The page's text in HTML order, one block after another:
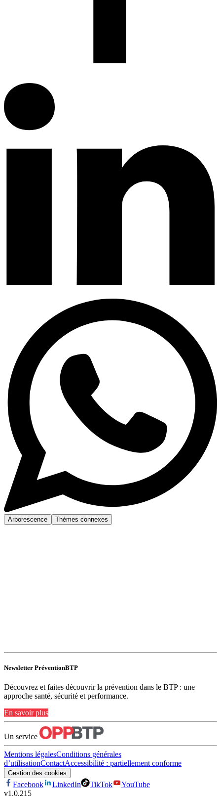
Arborescence Thèmes connexes
Newsletter PréventionBTP
Découvrez et faites découvrir la prévention dans le BTP : une
approche santé, sécurité et performance.
En savoir plus
Un service
Mentions légalesConditions générales
d’utilisationContactAccessibilité : partiellement conforme
Gestion des cookies
Facebook LinkedIn TikTok
YouTube
v1.0.215